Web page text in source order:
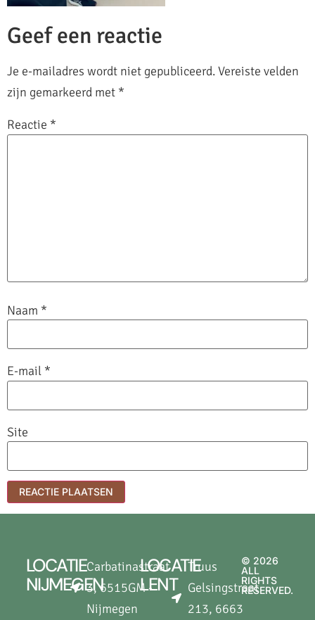
Geef een reactie
Je e-mailadres wordt niet gepubliceerd.Vereiste velden
zijn gemarkeerd met *
Reactie *
Naam *
E-mail *
Site
LOCATIE
NIJMEGEN
Carbatinastraat
3, 6515GM -
Nijmegen
LOCATIE
LENT
Truus
Gelsingstraat
213, 6663
© 2026
ALL
RIGHTS
RESERVED.